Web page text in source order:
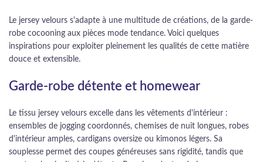
Le jersey velours s'adapte à une multitude de créations, de la garde-
robe cocooning aux pièces mode tendance. Voici quelques
inspirations pour exploiter pleinement les qualités de cette matière
douce et extensible.
Garde-robe détente et homewear
Le tissu jersey velours excelle dans les vêtements d'intérieur :
ensembles de jogging coordonnés, chemises de nuit longues, robes
d'intérieur amples, cardigans oversize ou kimonos légers. Sa
souplesse permet des coupes généreuses sans rigidité, tandis que